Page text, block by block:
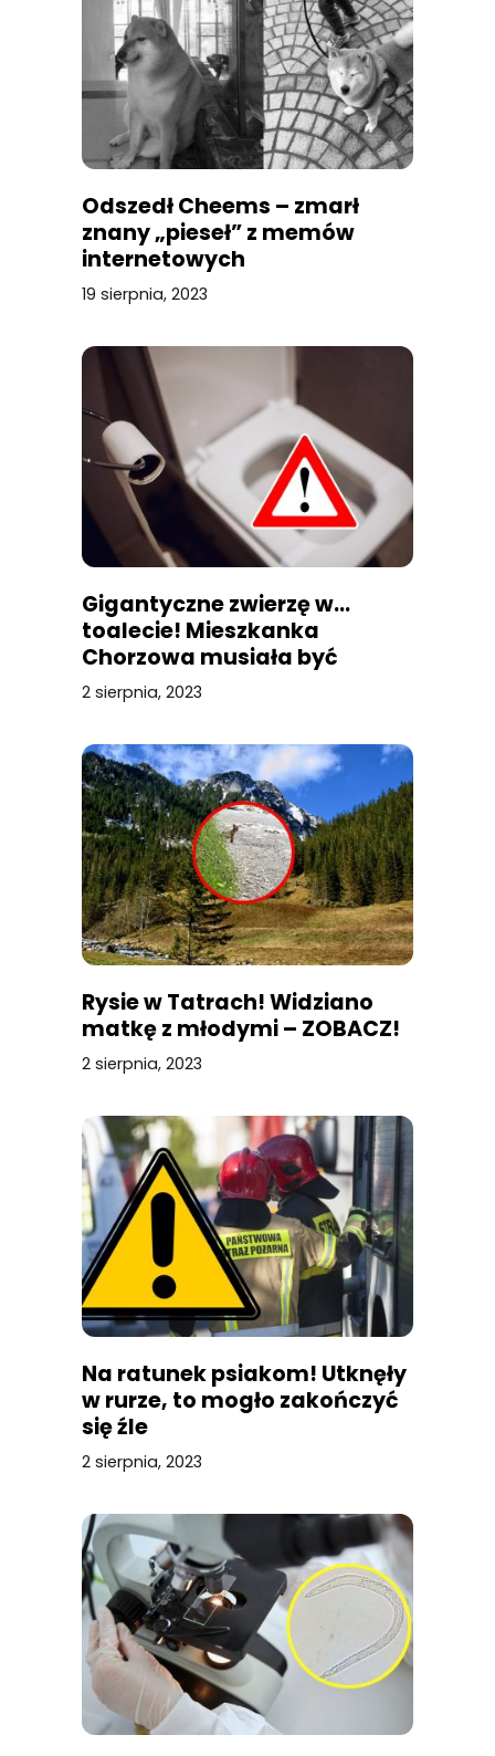
Odszedł Cheems – zmarł
znany „pieseł” z memów
internetowych
19 sierpnia, 2023
Gigantyczne zwierzę w…
toalecie! Mieszkanka
Chorzowa musiała być
przerażona
2 sierpnia, 2023
Rysie w Tatrach! Widziano
matkę z młodymi – ZOBACZ!
2 sierpnia, 2023
Na ratunek psiakom! Utknęły
w rurze, to mogło zakończyć
się źle
2 sierpnia, 2023